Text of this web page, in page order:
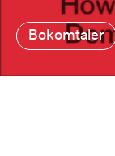
Bokomtaler